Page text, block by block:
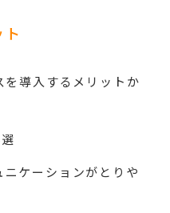
ト
を導入するメリットか
ケーションがとりや